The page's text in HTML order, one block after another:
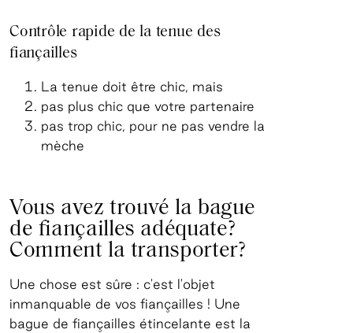
Contrôle rapide de la tenue des
fiançailles
La tenue doit être chic, mais
pas plus chic que votre partenaire
pas trop chic, pour ne pas vendre la
mèche
Vous avez trouvé la bague
de fiançailles adéquate?
Comment la transporter?
Une chose est sûre : c'est l'objet
inmanquable de vos fiançailles ! Une
bague de fiançailles étincelante est la